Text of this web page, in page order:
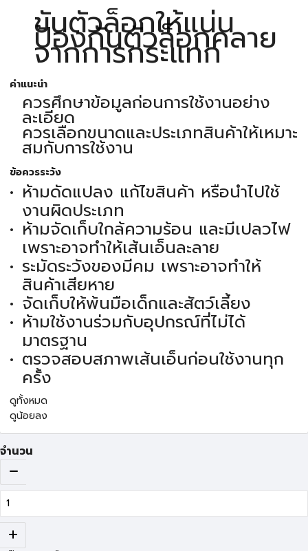
ขันตัวล็อกให้แน่น
ป้องกันตัวล็อกคลาย
จากการกระแทก
คำแนะนำ
ควรศึกษาข้อมูลก่อนการใช้งานอย่าง
ละเอียด
ควรเลือกขนาดและประเภทสินค้าให้เหมาะ
สมกับการใช้งาน
ข้อควรระวัง
ห้ามดัดแปลง แก้ไขสินค้า หรือนำไปใช้
งานผิดประเภท
ห้ามจัดเก็บใกล้ความร้อน และมีเปลวไฟ
เพราะอาจทำให้เส้นเอ็นละลาย
ระมัดระวังของมีคม เพราะอาจทำให้
สินค้าเสียหาย
จัดเก็บให้พ้นมือเด็กและสัตว์เลี้ยง
ห้ามใช้งานร่วมกับอุปกรณ์ที่ไม่ได้
มาตรฐาน
ตรวจสอบสภาพเส้นเอ็นก่อนใช้งานทุก
ครั้ง
ดูทั้งหมด
ดูน้อยลง
จำนวน